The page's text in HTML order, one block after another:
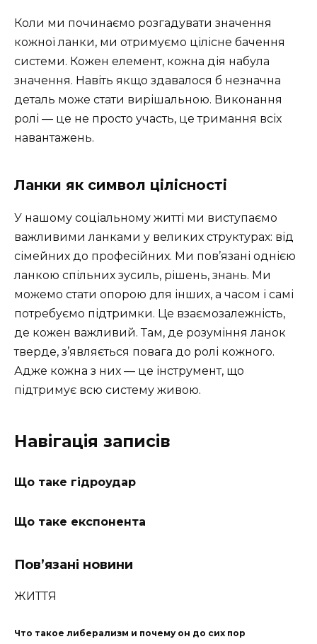
Коли ми починаємо розгадувати значення
кожної ланки, ми отримуємо цілісне бачення
системи. Кожен елемент, кожна дія набула
значення. Навіть якщо здавалося б незначна
деталь може стати вирішальною. Виконання
ролі — це не просто участь, це тримання всіх
навантажень.
Ланки як символ цілісності
У нашому соціальному житті ми виступаємо
важливими ланками у великих структурах: від
сімейних до професійних. Ми пов’язані однією
ланкою спільних зусиль, рішень, знань. Ми
можемо стати опорою для інших, а часом і самі
потребуємо підтримки. Це взаємозалежність,
де кожен важливий. Там, де розуміння ланок
тверде, з’являється повага до ролі кожного.
Адже кожна з них — це інструмент, що
підтримує всю систему живою.
Навігація записів
Що таке гідроудар
Що таке експонента
Пов’язані новини
ЖИТТЯ
Что такое либерализм и почему он до сих пор